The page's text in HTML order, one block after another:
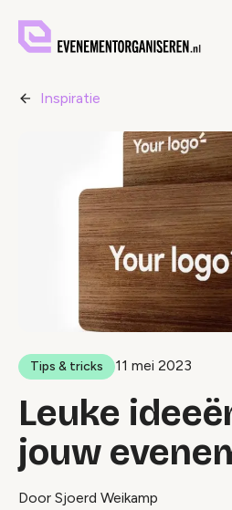
Inspiratie
Tips & tricks 11 mei 2023
Leuke
jouw
Door Sjoerd Weikamp